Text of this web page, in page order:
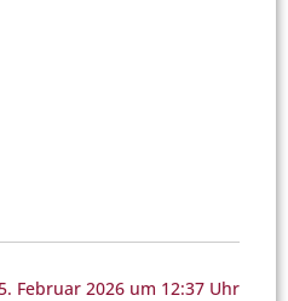
Februar 2026 um 12:37 Uhr